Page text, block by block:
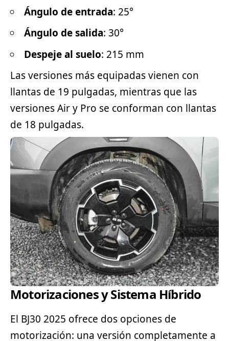
Ángulo de entrada: 25°
Ángulo de salida: 30°
Despeje al suelo: 215 mm
Las versiones más equipadas vienen con
llantas de 19 pulgadas, mientras que las
versiones Air y Pro se conforman con llantas
de 18 pulgadas.
Motorizaciones y Sistema Híbrido
El BJ30 2025 ofrece dos opciones de
motorización: una versión completamente a